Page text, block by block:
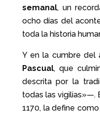
semanal, un
ocho días del
toda la historia
Y en la cumbre del
Pascual, que
descrita por la
todas las vigilias»—.
1170, la define